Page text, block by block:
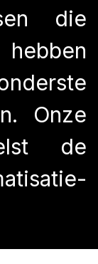
die
Onze
de